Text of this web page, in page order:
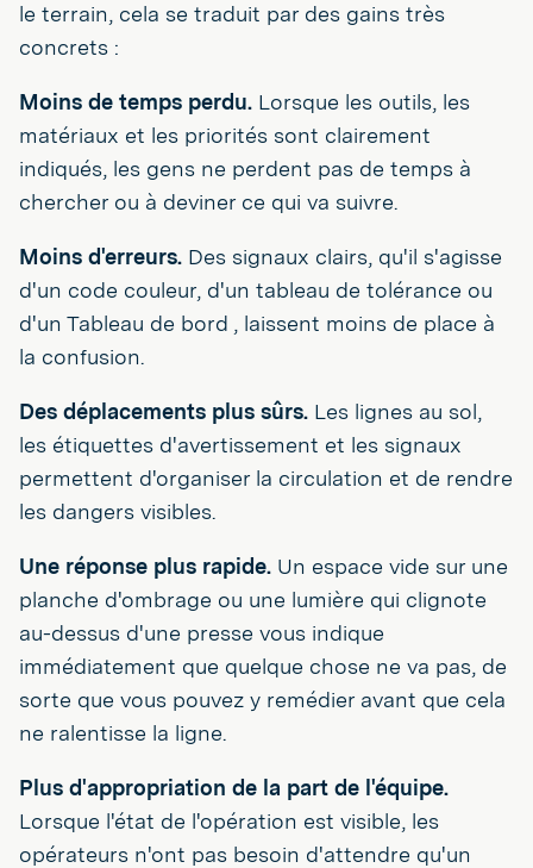
le terrain, cela se traduit par des gains très
concrets :
Moins de temps perdu. Lorsque les outils, les
matériaux et les priorités sont clairement
indiqués, les gens ne perdent pas de temps à
chercher ou à deviner ce qui va suivre.
Moins d'erreurs. Des signaux clairs, qu'il s'agisse
d'un code couleur, d'un tableau de tolérance ou
d'un Tableau de bord , laissent moins de place à
la confusion.
Des déplacements plus sûrs. Les lignes au sol,
les étiquettes d'avertissement et les signaux
permettent d'organiser la circulation et de rendre
les dangers visibles.
Une réponse plus rapide. Un espace vide sur une
planche d'ombrage ou une lumière qui clignote
au-dessus d'une presse vous indique
immédiatement que quelque chose ne va pas, de
sorte que vous pouvez y remédier avant que cela
ne ralentisse la ligne.
Plus d'appropriation de la part de l'équipe.
Lorsque l'état de l'opération est visible, les
opérateurs n'ont pas besoin d'attendre qu'un